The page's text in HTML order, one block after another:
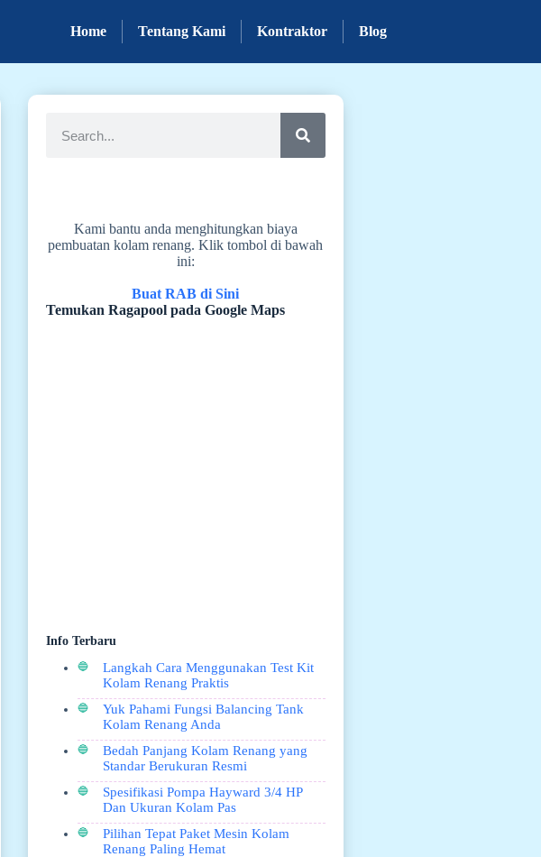
Home Tentang Kami Kontraktor Blog
Kami bantu anda menghitungkan biaya
pembuatan kolam renang. Klik tombol di bawah
ini:
Buat RAB di Sini
Temukan Ragapool pada Google Maps
Info Terbaru
Langkah Cara Menggunakan Test Kit
Kolam Renang Praktis
Yuk Pahami Fungsi Balancing Tank
Kolam Renang Anda
Bedah Panjang Kolam Renang yang
Standar Berukuran Resmi
Spesifikasi Pompa Hayward 3/4 HP
Dan Ukuran Kolam Pas
Pilihan Tepat Paket Mesin Kolam
Renang Paling Hemat